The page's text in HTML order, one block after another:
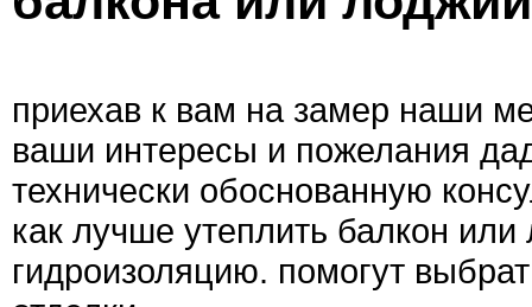
приехав к вам на замер наши
ваши интересы и пожелания
технически обоснованную
как лучше утеплить балкон
гидроизоляцию. помогут